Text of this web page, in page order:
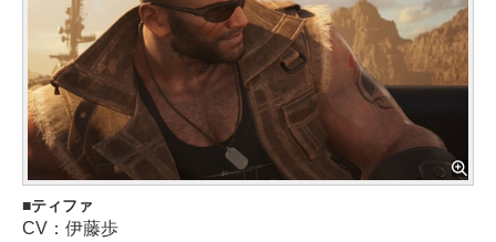
ティファ
CV：伊藤歩